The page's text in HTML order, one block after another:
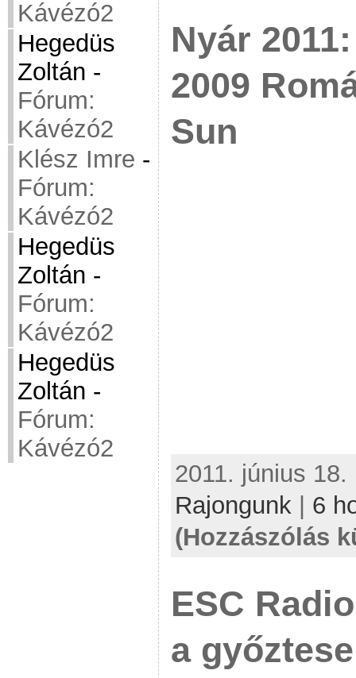
Kávézó2
Hegedüs
Zoltán -
Fórum:
Kávézó2
Klész Imre -
Fórum:
Kávézó2
Hegedüs
Zoltán -
Fórum:
Kávézó2
Hegedüs
Zoltán -
Fórum:
Kávézó2
Nyár
2009
Sun
2011. június
Rajongunk
6
(Hozzászólás
ESC
a